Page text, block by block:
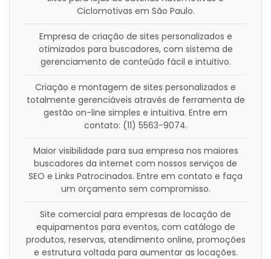
Ciclomotivas em São Paulo.
Empresa de criação de sites personalizados e
otimizados para buscadores, com sistema de
gerenciamento de conteúdo fácil e intuitivo.
Criação e montagem de sites personalizados e
totalmente gerenciáveis através de ferramenta de
gestão on-line simples e intuitiva. Entre em
contato: (11) 5563-9074.
Maior visibilidade para sua empresa nos maiores
buscadores da internet com nossos serviços de
SEO e Links Patrocinados. Entre em contato e faça
um orçamento sem compromisso.
Site comercial para empresas de locação de
equipamentos para eventos, com catálogo de
produtos, reservas, atendimento online, promoções
e estrutura voltada para aumentar as locações.